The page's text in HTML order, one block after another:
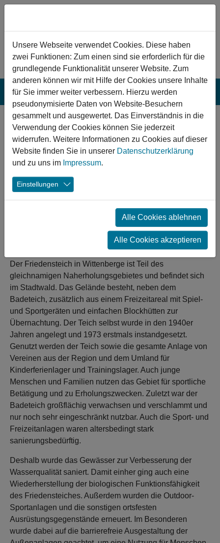
Zum Hauptinhalt springen
Wittenberge:
Sanierung
Freizeitanlage
Friedensteich
umliegenden Außenanlagen wurde das Areal im
Stadtwald Wittenberge als Naherholungsgebiet
wiederhergestellt. Es entstand ein aufgewerteter,
attraktiverer und inklusiverer Sport- und Erholungsort.
Der Friedensteich in Wittenberge ist Teil des
gleichnamigen Naherholungsgebietes und befindet sich
im Stadtwald. Das Gelände besteht, neben dem
Badeteich, zusätzlich aus einem Freizeitareal mit Spiel-
und Sportgeräten und einfachen Blockhütten zur
Übernachtung. Der Teich selbst wurde in den 1940er
Jahren angelegt und 1973 erstmals instandgesetzt.
Genutzt werden der Teich sowie die gesamte Anlage von
Vereinen aus der Region und dem Umland für
Kinderferienlager und Trainingslager. Auch junge
Menschen und Familien nutzen das Gebiet für sportliche
Betätigung und zu Erholungszwecken. Zuletzt war der
Badeteich großflächig verwachsen und verschlammt und
nur noch sehr eingeschränkt nutzbar. Auch die Sport- und
Freizeitanlagen waren altersbedingt stark
sanierungsbedürftig.
Deshalb wurde das Gewässer zur Verbesserung der
Wasserqualität saniert. Damit einher ging auch eine
Wiederherstellung der biologischen Funktionsfähigkeit
des Friedensteiches. Außerdem wurden die Outdoor-
Sportanlagen und die sonstigen ortsfesten
Ausrüstungsgegenstände erneuert. Im Besonderen
wurde dabei auf die barrierefreie Ausgestaltung der
Unsere Webseite verwendet Cookies. Diese haben
zwei Funktionen: Zum einen sind sie erforderlich für die
grundlegende Funktionalität unserer Website. Zum
anderen können wir mit Hilfe der Cookies unsere Inhalte
für Sie immer weiter verbessern. Hierzu werden
pseudonymisierte Daten von Website-Besuchern
gesammelt und ausgewertet. Das Einverständnis in die
Verwendung der Cookies können Sie jederzeit
widerrufen. Weitere Informationen zu Cookies auf dieser
Website finden Sie in unserer Datenschutzerklärung
und zu uns im Impressum.
Einstellungen
Alle Cookies ablehnen
Alle Cookies akzeptieren